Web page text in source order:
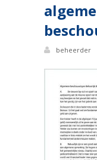
beheerder